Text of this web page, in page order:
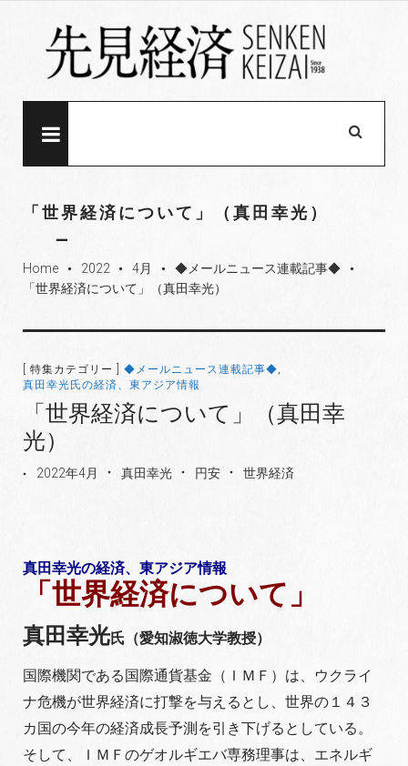
「世界経済について」（真田幸光）
Home fiber_manual_record 2022 fiber_manual_record 4月 fiber_manual_record ◆メールニュース連載記事◆ fiber_manual_record
「世界経済について」（真田幸光）
[ 特集カテゴリー ] ◆メールニュース連載記事◆
真田幸光氏の経済、東アジア情報
「世界経済について」（真田幸
光）
2022年4月 真田幸光 円安 世界経済
真田幸光の経済、東アジア情報
「世界経済について」
真田幸光氏（愛知淑徳大学教授）
国際機関である国際通貨基金（ＩＭＦ）は、ウクライ
ナ危機が世界経済に打撃を与えるとし、世界の１４３
カ国の今年の経済成長予測を引き下げるとしている。
そして、ＩＭＦのゲオルギエバ専務理事は、エネルギ